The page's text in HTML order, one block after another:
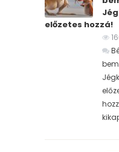
előzetes hozzá!